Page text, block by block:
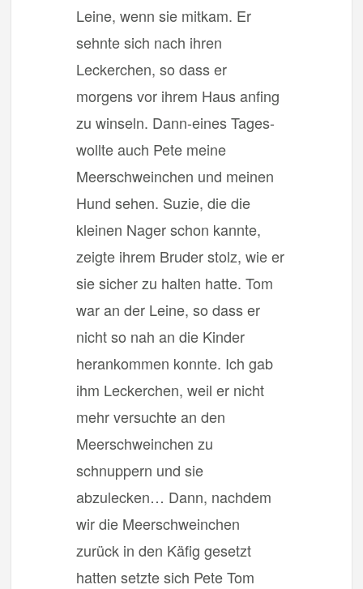
Leine, wenn sie mitkam. Er
sehnte sich nach ihren
Leckerchen, so dass er
morgens vor ihrem Haus anfing
zu winseln. Dann-eines Tages-
wollte auch Pete meine
Meerschweinchen und meinen
Hund sehen. Suzie, die die
kleinen Nager schon kannte,
zeigte ihrem Bruder stolz, wie er
sie sicher zu halten hatte. Tom
war an der Leine, so dass er
nicht so nah an die Kinder
herankommen konnte. Ich gab
ihm Leckerchen, weil er nicht
mehr versuchte an den
Meerschweinchen zu
schnuppern und sie
abzulecken… Dann, nachdem
wir die Meerschweinchen
zurück in den Käfig gesetzt
hatten setzte sich Pete Tom